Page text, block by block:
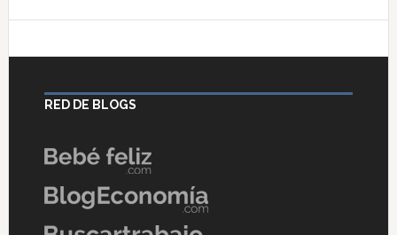
RED DE BLOGS